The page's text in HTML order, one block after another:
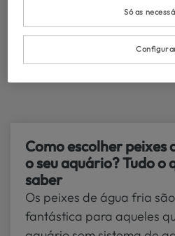
Como escolher peixes de água fria para
o seu aquário? Tudo o
saber
Os peixes de água fria
fantástica para aqueles
Só as